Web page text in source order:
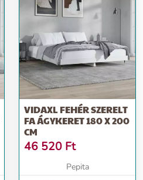
VIDAXL FEHÉR SZERELT
FA ÁGYKERET 180 X 200
CM
46 520 Ft
Pepita